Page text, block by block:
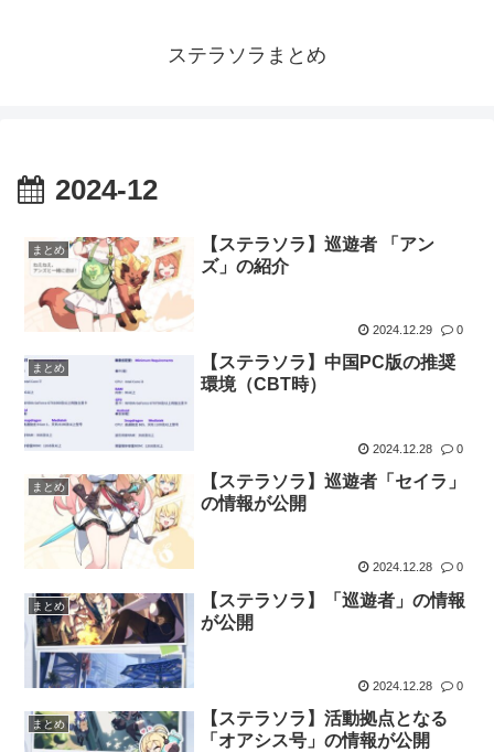
ステラソラまとめ
2024-12
まとめ
【ステラソラ】巡遊者 「アン
ズ」の紹介
2024.12.29 0
まとめ
【ステラソラ】中国PC版の推奨
環境（CBT時）
2024.12.28 0
まとめ
【ステラソラ】巡遊者「セイラ」
の情報が公開
2024.12.28 0
まとめ
【ステラソラ】「巡遊者」の情報
が公開
2024.12.28 0
まとめ
【ステラソラ】活動拠点となる
「オアシス号」の情報が公開